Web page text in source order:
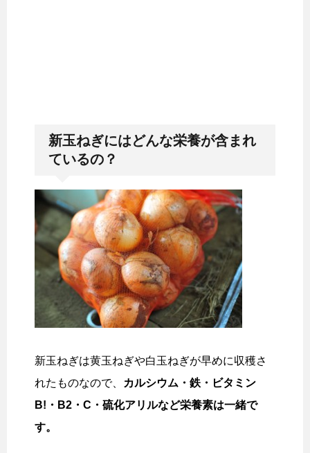
新玉ねぎにはどんな栄養が含まれ
ているの？
新玉ねぎは黄玉ねぎや白玉ねぎが早めに収穫さ
れたものなので、
カルシウム・鉄・ビタミン
B!・B2・C・硫化アリルなど栄養素は一緒で
す。